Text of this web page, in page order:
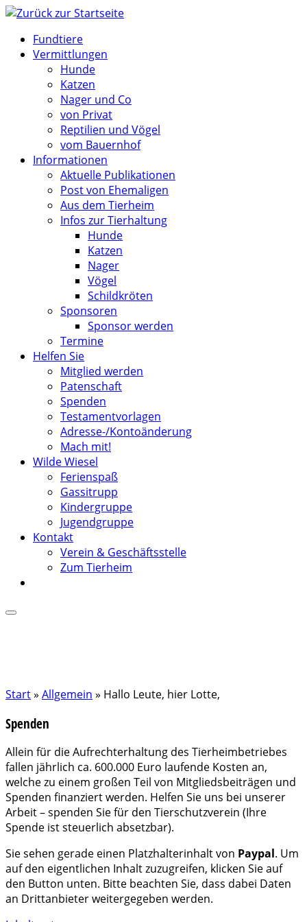
Zum
springenFundtiere
Vermittlungen
Hunde
Katzen
Nager und Co
von Privat
Reptilien und Vögel
vom Bauernhof
Informationen
Aktuelle Publikationen
Post von Ehemaligen
Aus dem Tierheim
Infos zur Tierhaltung
Hunde
Katzen
Nager
Vögel
Schildkröten
Sponsoren
Sponsor werden
Termine
Helfen Sie
Mitglied werden
Patenschaft
Spenden
Testamentvorlagen
Adresse-/Kontoänderung
Mach mit!
Wilde Wiesel
Ferienspaß
Gassitrupp
Kindergruppe
Jugendgruppe
Kontakt
Verein & Geschäftsstelle
Zum Tierheim
Start» Allgemein » Hallo Leute, hier Lotte,
Spenden
Allein für die Aufrechterhaltung des Tierheimbetriebes
fallen jährlich ca. 600.000 Euro laufende Kosten an,
welche zu einem großen Teil von Mitgliedsbeiträgen und
Spenden finanziert werden. Helfen Sie uns bei unserer
Arbeit – spenden Sie für den Tierschutzverein (Ihre
Spende ist steuerlich absetzbar).
Sie sehen gerade einen Platzhalterinhalt von Paypal. Um
auf den eigentlichen Inhalt zuzugreifen, klicken Sie auf
den Button unten. Bitte beachten Sie, dass dabei Daten
an Drittanbieter weitergegeben werden.